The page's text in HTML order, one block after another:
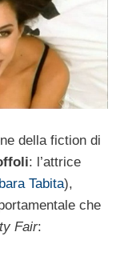
della fiction di
: l’attrice
Tabita),
che
Fair: